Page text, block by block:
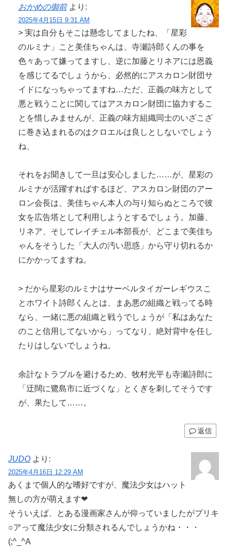
おかめの御前 より:
2025年4月15日 9:31 AM
> 実は自分もそこは懸念してましたね、「星彩
のルミナ」こと美佳ちゃんは、寺瀬詩郎くんの事を
色々あって嫌ってますし、逆に加藤とリネアには恩義
を感じてるでしょうから、必然的にアスカロン財団サ
イドになっちゃってますね…ただ、正義の味方として
悪と戦うことに関してはアスカロン財団に協力するこ
とを惜しみませんが、正義の味方組織同士のいざこざ
に巻き込まれるのはクロエルは良しとしないでしょう
ね、
それをお聞きして一旦は安心しました……が、星彩の
ルミナが活躍すればするほど、アスカロン財団のアー
ロン会長は、美佳ちゃん本人の与り知らぬところで彼
女を広告塔として利用しようとするでしょう。加藤、
リネア、そしてレイチェル本部長が、どこまで美佳ち
ゃんをそうした「大人の汚い思惑」から守り切れるか
にかかってますね。
> だから星彩のルミナはサーベルタイガーレギウスこ
とホワイト詩郎くんとは、まあ悪の組織と戦ってる時
なら、一緒に悪の組織と戦うでしょうが「私はあなた
のこと信用してないから」ってなり、絶対背中を任し
たりはしないでしょうね。
余計なトラブルを避けるため、牧村光平も寺瀬詩郎に
「迂闊に鷺島市に近づくな」とくぎを刺してそうです
が、果たして……。
返信
JUDO より:
2025年4月16日 12:29 AM
あくまで個人的な嗜好ですが、魔法少女はハット
無しの方が萌えます❤
そういえば、とある漫画家さんが仰っていましたがプリキ
○アって魔法少女に分類されるんでしょうかね・・・
(;^_^A